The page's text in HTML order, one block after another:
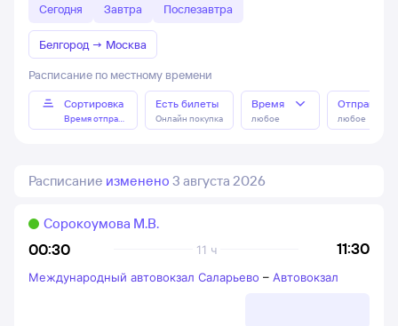
Сегодня Завтра Послезавтра
Белгород → Москва
Расписание по местному времени
Сортировка
Время отправления
Есть билеты
Онлайн покупка
Время
любое любое
Расписание изменено 3 августа 2026
00:30 11:30
11 ч
Сорокоумова М.В.
Международный автовокзал Саларьево – Автовокзал